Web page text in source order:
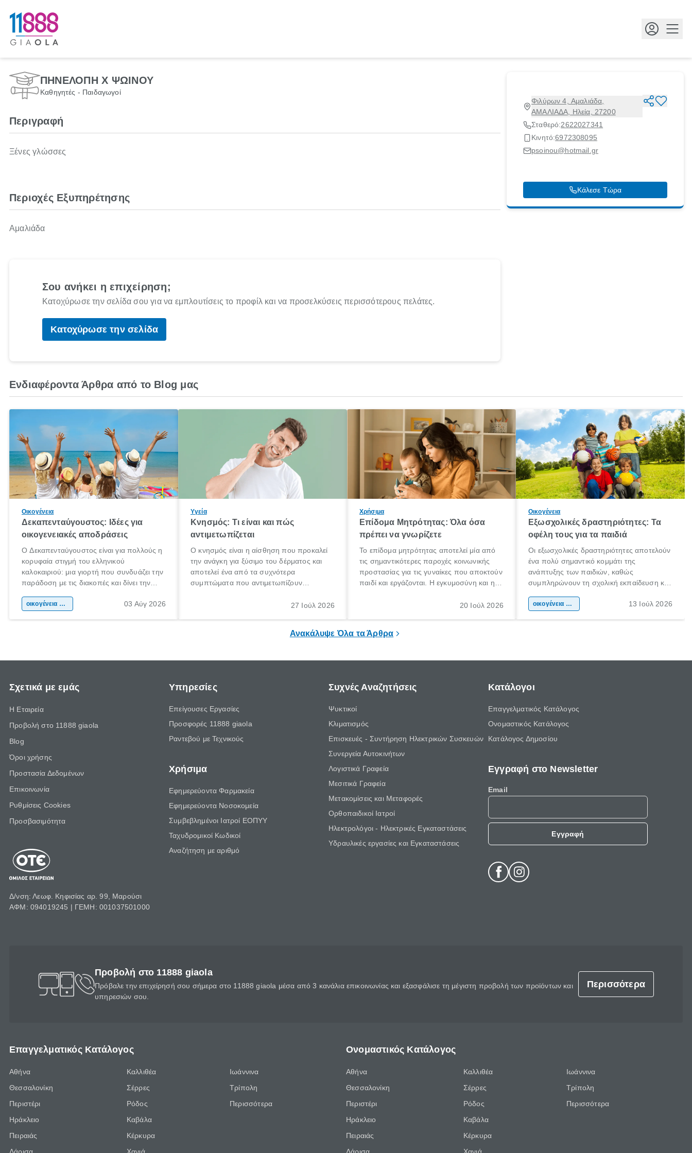
ΠΗΝΕΛΟΠΗ Χ ΨΩΙΝΟΥ
Καθηγητές - Παιδαγωγοί
Φιλύρων 4, Αμαλιάδα,
ΑΜΑΛΙΑΔΑ, Ηλεία, 27200
Σταθερό:2622027341
Κινητό:6972308095
psoinou@hotmail.gr
Κάλεσε Τώρα
Περιγραφή
Ξένες γλώσσες
Περιοχές Εξυπηρέτησης
Αμαλιάδα
Σου ανήκει η επιχείρηση;
Κατοχύρωσε την σελίδα σου για να εμπλουτίσεις το προφίλ και να προσελκύσεις περισσότερους πελάτες.
Κατοχύρωσε την σελίδα
Ενδιαφέροντα Άρθρα από το Blog μας
Οικογένεια
Δεκαπενταύγουστος: Ιδέες για
οικογενειακές αποδράσεις
Ο Δεκαπενταύγουστος είναι για πολλούς η
κορυφαία στιγμή του ελληνικού
καλοκαιριού: μια γιορτή που συνδυάζει την
παράδοση με τις διακοπές και δίνει την
χώρας. Είτε πρόκειται για λίγες μέρες
οικογένεια & παιδί 03 Αύγ 2026
Υγεία
Κνησμός: Τι είναι και πώς
αντιμετωπίζεται
Ο κνησμός είναι η αίσθηση που προκαλεί
την ανάγκη για ξύσιμο του δέρματος και
αποτελεί ένα από τα συχνότερα
συμπτώματα που αντιμετωπίζουν
πληροφορίες για το «κνησμός τι είναι»,
27 Ιούλ 2026
Χρήσιμα
Επίδομα Μητρότητας: Όλα όσα
πρέπει να γνωρίζετε
Το επίδομα μητρότητας αποτελεί μία από
τις σημαντικότερες παροχές κοινωνικής
προστασίας για τις γυναίκες που αποκτούν
παιδί και εργάζονται. Η εγκυμοσύνη και η
σημαντική περίοδος στη ζωή κάθε20 Ιούλ 2026
Οικογένεια
Εξωσχολικές δραστηριότητες: Τα
οφέλη τους για τα παιδιά
Οι εξωσχολικές δραστηριότητες αποτελούν
ένα πολύ σημαντικό κομμάτι της
ανάπτυξης των παιδιών, καθώς
συμπληρώνουν τη σχολική εκπαίδευση και
της προσωπικότητας, της κοινωνικότητας
οικογένεια & παιδί 13 Ιούλ 2026
Ανακάλυψε Όλα τα Άρθρα
Σχετικά με εμάς
Η Εταιρεία
Προβολή στο 11888 giaola
Blog
Όροι χρήσης
Προστασία Δεδομένων
Επικοινωνία
Ρυθμίσεις Cookies
Προσβασιμότητα
Δ/νση: Λεωφ. Κηφισίας αρ. 99, Μαρούσι
ΑΦΜ: 094019245 | ΓΕΜΗ: 001037501000
Υπηρεσίες
Επείγουσες Εργασίες
Προσφορές 11888 giaola
Ραντεβού με Τεχνικούς
Χρήσιμα
Εφημερεύοντα Φαρμακεία
Εφημερεύοντα Νοσοκομεία
Συμβεβλημένοι Ιατροί ΕΟΠΥΥ
Ταχυδρομικοί Κωδικοί
Αναζήτηση με αριθμό
Συχνές Αναζητήσεις
Ψυκτικοί
Κλιματισμός
Επισκευές - Συντήρηση Ηλεκτρικών Συσκευών
Συνεργεία Αυτοκινήτων
Λογιστικά Γραφεία
Μεσιτικά Γραφεία
Μετακομίσεις και Μεταφορές
Ορθοπαιδικοί Ιατροί
Ηλεκτρολόγοι - Ηλεκτρικές Εγκαταστάσεις
Υδραυλικές εργασίες και Εγκαταστάσεις
Κατάλογοι
Επαγγελματικός Κατάλογος
Ονομαστικός Κατάλογος
Κατάλογος Δημοσίου
Εγγραφή στο Newsletter
Email
Εγγραφή
Προβολή στο 11888 giaola
Πρόβαλε την επιχείρησή σου σήμερα στο 11888 giaola μέσα από 3 κανάλια επικοινωνίας και εξασφάλισε τη μέγιστη προβολή των προϊόντων και
υπηρεσιών σου.
Περισσότερα
Επαγγελματικός Κατάλογος
Αθήνα
Θεσσαλονίκη
Περιστέρι
Ηράκλειο
Πειραιάς
Καλλιθέα
Σέρρες
Ρόδος
Καβάλα
Κέρκυρα
Ιωάννινα
Τρίπολη
Περισσότερα
Ονομαστικός Κατάλογος
Αθήνα
Θεσσαλονίκη
Περιστέρι
Ηράκλειο
Πειραιάς
Καλλιθέα
Σέρρες
Ρόδος
Καβάλα
Κέρκυρα
Ιωάννινα
Τρίπολη
Περισσότερα